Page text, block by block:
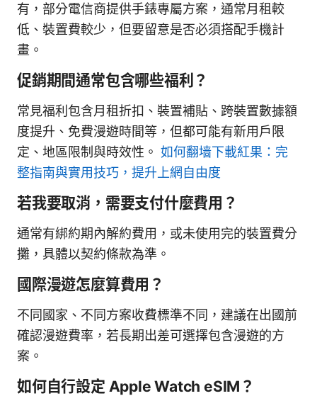
有，部分電信商提供手錶專屬方案，通常月租較
低、裝置費較少，但要留意是否必須搭配手機計
畫。
促銷期間通常包含哪些福利？
常見福利包含月租折扣、裝置補貼、跨裝置數據額
度提升、免費漫遊時間等，但都可能有新用戶限
定、地區限制與時效性。 如何翻墙下載紅果：完
整指南與實用技巧，提升上網自由度
若我要取消，需要支付什麼費用？
通常有綁約期內解約費用，或未使用完的裝置費分
攤，具體以契約條款為準。
國際漫遊怎麼算費用？
不同國家、不同方案收費標準不同，建議在出國前
確認漫遊費率，若長期出差可選擇包含漫遊的方
案。
如何自行設定 Apple Watch eSIM？